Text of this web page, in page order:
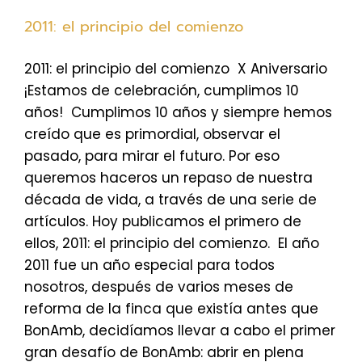
2011: el principio del comienzo
2011: el principio del comienzo X Aniversario
¡Estamos de celebración, cumplimos 10
años! Cumplimos 10 años y siempre hemos
creído que es primordial, observar el
pasado, para mirar el futuro. Por eso
queremos haceros un repaso de nuestra
década de vida, a través de una serie de
artículos. Hoy publicamos el primero de
ellos, 2011: el principio del comienzo. El año
2011 fue un año especial para todos
nosotros, después de varios meses de
reforma de la finca que existía antes que
BonAmb, decidíamos llevar a cabo el primer
gran desafío de BonAmb: abrir en plena